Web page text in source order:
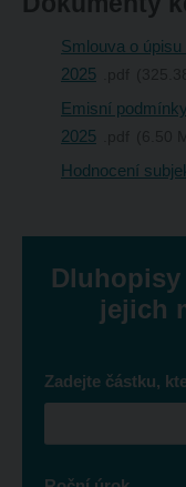
Smlouva o úpisu
2025
Emisní
2025
Hodnocení
jejich
Zadejte částku,